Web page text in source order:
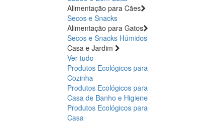
Alimentação para Cães
Secos e Snacks
Alimentação para Gatos
Secos e Snacks Húmidos
Casa e Jardim
Ver tudo
Produtos Ecológicos para
Cozinha
Produtos Ecológicos para
Casa de Banho e Higiene
Produtos Ecológicos para
Casa